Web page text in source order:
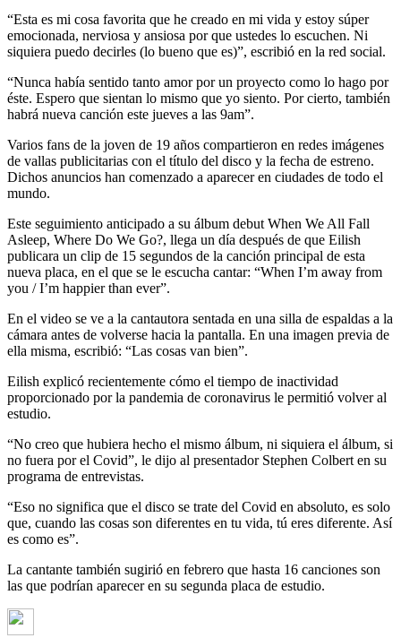
“Esta es mi cosa favorita que he creado en mi vida y estoy súper
emocionada, nerviosa y ansiosa por que ustedes lo escuchen. Ni
siquiera puedo decirles (lo bueno que es)”, escribió en la red social.
“Nunca había sentido tanto amor por un proyecto como lo hago por
éste. Espero que sientan lo mismo que yo siento. Por cierto, también
habrá nueva canción este jueves a las 9am”.
Varios fans de la joven de 19 años compartieron en redes imágenes
de vallas publicitarias con el título del disco y la fecha de estreno.
Dichos anuncios han comenzado a aparecer en ciudades de todo el
mundo.
Este seguimiento anticipado a su álbum debut When We All Fall
Asleep, Where Do We Go?, llega un día después de que Eilish
publicara un clip de 15 segundos de la canción principal de esta
nueva placa, en el que se le escucha cantar: “When I’m away from
you / I’m happier than ever”.
En el video se ve a la cantautora sentada en una silla de espaldas a la
cámara antes de volverse hacia la pantalla. En una imagen previa de
ella misma, escribió: “Las cosas van bien”.
Eilish explicó recientemente cómo el tiempo de inactividad
proporcionado por la pandemia de coronavirus le permitió volver al
estudio.
“No creo que hubiera hecho el mismo álbum, ni siquiera el álbum, si
no fuera por el Covid”, le dijo al presentador Stephen Colbert en su
programa de entrevistas.
“Eso no significa que el disco se trate del Covid en absoluto, es solo
que, cuando las cosas son diferentes en tu vida, tú eres diferente. Así
es como es”.
La cantante también sugirió en febrero que hasta 16 canciones son
las que podrían aparecer en su segunda placa de estudio.